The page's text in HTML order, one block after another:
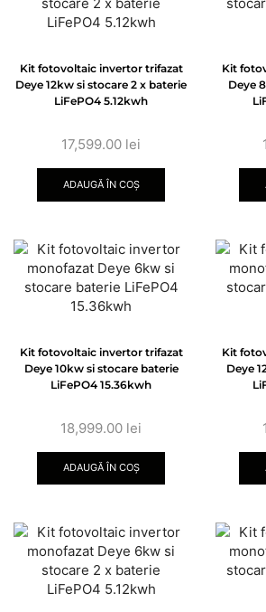
Kit fotovoltaic invertor trifazat
Deye 12kw si stocare 2 x baterie
LiFePO4 5.12kwh
17,599.00 lei
ADAUGĂ ÎN COȘ
Kit
Deye
Kit fotovoltaic invertor trifazat
Deye 10kw si stocare baterie
LiFePO4 15.36kwh
18,999.00 lei
ADAUGĂ ÎN COȘ
Kit
Deye